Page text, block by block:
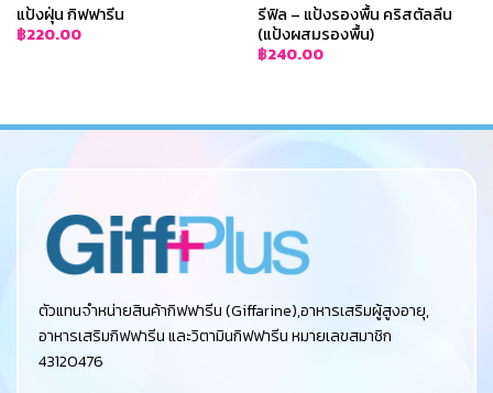
แป้งฝุ่น กิฟฟารีน
฿220.00
รีฟิล – แป้งรองพื้น คริสตัลลีน
(แป้งผสมรองพื้น)
฿240.00
ตัวแทนจำหน่ายสินค้ากิฟฟารีน (Giffarine),อาหารเสริมผู้สูงอายุ,
อาหารเสริมกิฟฟารีน และวิตามินกิฟฟารีน หมายเลขสมาชิก
43120476